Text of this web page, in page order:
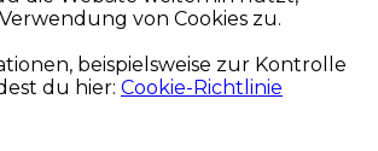
Produktseite
gewählt
werden
von Cookies zu.
beispielsweise zur Kontrolle
du hier: Cookie-Richtlinie